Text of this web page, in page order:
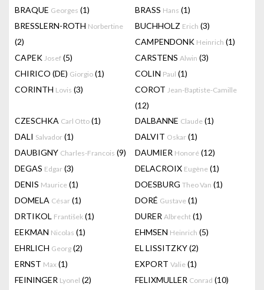
BRAQUE Georges (1) BRASS Hans (1)
BRESSLERN-ROTH Norbertine
(2)
BUCHHOLZ Erich (3)
CAMPENDONK Heinrich (1)
CAPEK Josef (5) CARSTENS Alwin (3)
CHIRICO (DE) Giorgio (1) COLIN Paul (1)
CORINTH Lovis (3) COROT Jean-Baptiste-Camille
(12)
CZESCHKA Carl Otto (1) DALBANNE Claude (1)
DALI Salvador (1) DALVIT Oskar (1)
DAUBIGNY Charles-Francois (9) DAUMIER Honoré (12)
DEGAS Edgar (3) DELACROIX Eugène (1)
DENIS Maurice (1) DOESBURG Theo Van (1)
DOMELA César (1) DORÉ Gustave (1)
DRTIKOL František (1) DURER Albrecht (1)
EEKMAN Nicolas (1) EHMSEN Heinrich (5)
EHRLICH Georg (2) EL LISSITZKY(2)
ERNST Max (1) EXPORT Valie (1)
FEININGER Lyonel (2) FELIXMULLER Conrad (10)